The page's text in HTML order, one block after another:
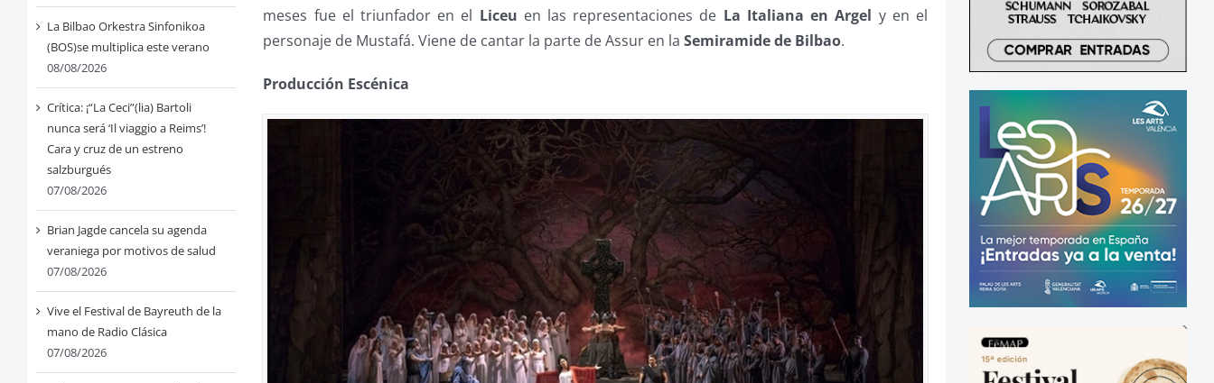
La Bilbao Orkestra Sinfonikoa
(BOS)se multiplica este verano
08/08/2026
Crítica: ¡“La Ceci”(lia) Bartoli
nunca será ‘Il viaggio a Reims’!
Cara y cruz de un estreno
salzburgués
07/08/2026
Brian Jagde cancela su agenda
veraniega por motivos de salud
07/08/2026
Vive el Festival de Bayreuth de la
mano de Radio Clásica
07/08/2026
meses fue el triunfador en el Liceu en las representaciones de La Italiana en Argel y en el
personaje de Mustafá. Viene de cantar la parte de Assur en laSemiramide de Bilbao.
Producción Escénica